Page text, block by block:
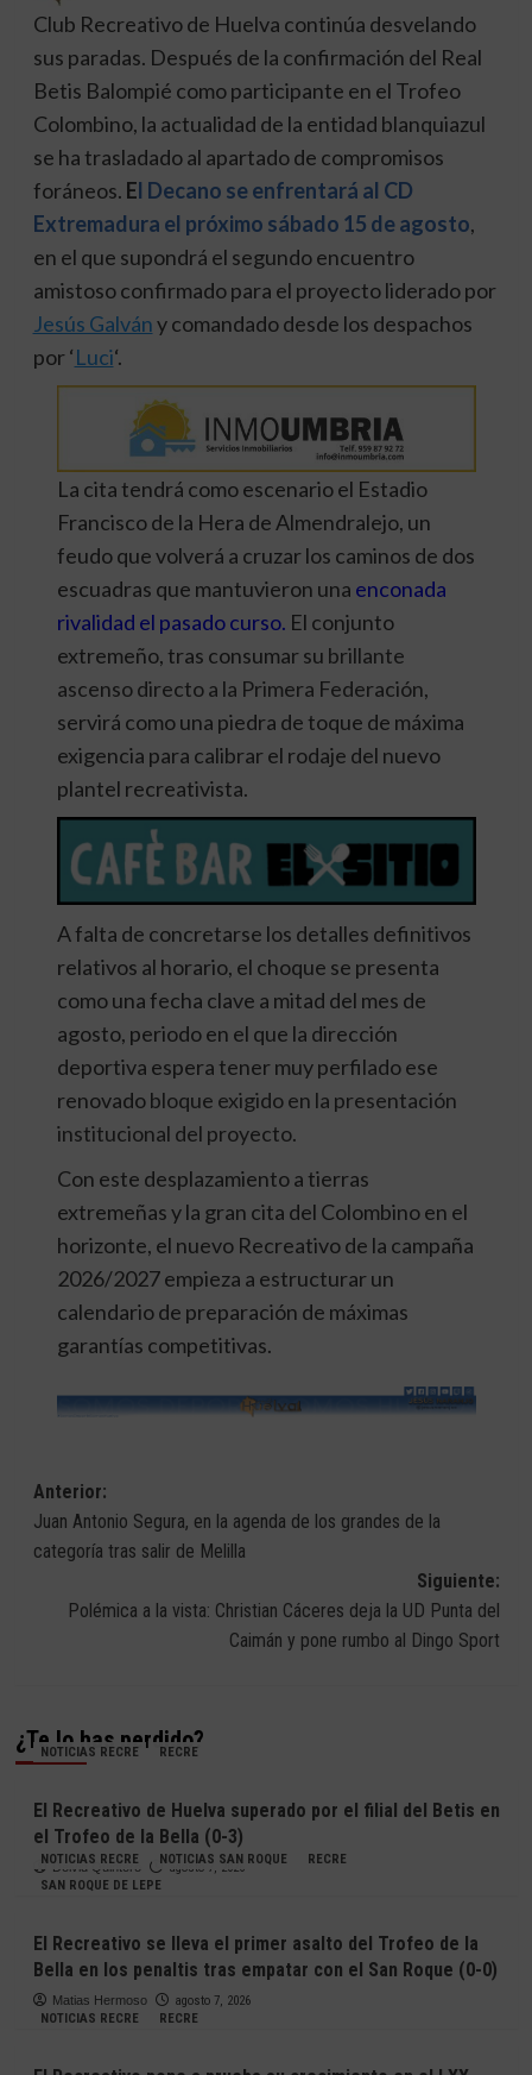
Club Recreativo de Huelva continúa desvelando
sus paradas. Después de la confirmación del Real
Betis Balompié como participante en el Trofeo
Colombino, la actualidad de la entidad blanquiazul
se ha trasladado al apartado de compromisos
foráneos. El Decano se enfrentará al CD
Extremadura el próximo sábado 15 de agosto,
en el que supondrá el segundo encuentro
amistoso confirmado para el proyecto liderado por
Jesús Galvány comandado desde los despachos
por ‘Luci‘.
La cita tendrá como escenario el Estadio
Francisco de la Hera de Almendralejo, un
feudo que volverá a cruzar los caminos de dos
escuadras que mantuvieron una enconada
rivalidad el pasado curso. El conjunto
extremeño, tras consumar su brillante
ascenso directo a la Primera Federación,
servirá como una piedra de toque de máxima
exigencia para calibrar el rodaje del nuevo
plantel recreativista.
A falta de concretarse los detalles definitivos
relativos al horario, el choque se presenta
como una fecha clave a mitad del mes de
agosto, periodo en el que la dirección
deportiva espera tener muy perfilado ese
renovadobloque exigido en la presentación
institucional del proyecto.
Con este desplazamiento a tierras
extremeñas y la gran cita del Colombino en el
horizonte, el nuevo Recreativo de la campaña
2026/2027 empieza a estructurar un
calendario de preparación de máximas
garantías competitivas.
Navegación
de
entradas
Anterior:
Juan Antonio Segura, en la agenda de los grandes de la
categoría tras salir de Melilla
Siguiente:
Polémica a la vista: Christian Cáceres deja la UD Punta del
Caimán y pone rumbo al Dingo Sport
¿Te lo has perdido?
NOTICIAS RECRE RECRE
El Recreativo de Huelva superado por el filial del Betis en
el Trofeo de la Bella (0-3)
Deivid Quintero agosto 7, 2026
NOTICIAS RECRE NOTICIAS SAN ROQUE
RECRE
SAN ROQUE DE LEPE
El Recreativo se lleva el primer asalto del Trofeo de la
Bella en los penaltis tras empatar con el San Roque (0-0)
Matias Hermoso
agosto 7, 2026
NOTICIAS RECRE
RECRE